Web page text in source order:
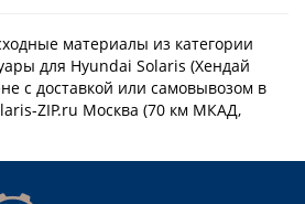
материалы из категории
для Hyundai Solaris (Хендай
с доставкой или самовывозом в
ZIP.ru Москва (70 км МКАД,